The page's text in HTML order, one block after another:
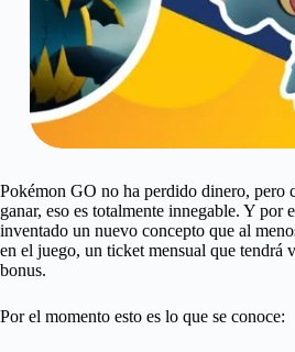
Pokémon GO no ha perdido dinero, pero
ganar, eso es totalmente innegable. Y por
inventado un nuevo concepto que al
en el juego, un ticket mensual que tendrá
bonus.
Por el momento esto es lo que se conoce: